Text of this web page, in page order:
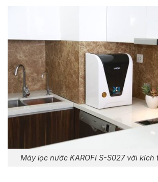
Máy lọc nước KAROFI S-S027 với